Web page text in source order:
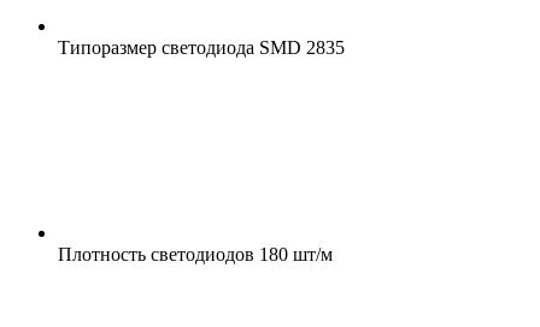
Типоразмер светодиода SMD 2835
Плотность светодиодов 180 шт/м